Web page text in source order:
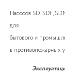
Насосов SD, SDF,
для
бытового и
в противопожарных